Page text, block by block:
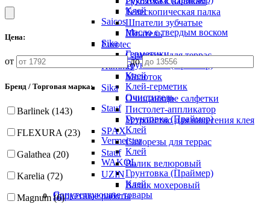
Клей
Saicos
Масло с твердым воском
Sika
Герметики
Грунтовка (Праймер)
Клей
Клей-герметик
Очиститель
Stauf
Грунтовка (Праймер)
Клей
Vermeister
Клей
WAKOL
Грунтовка (Праймер)
Клей
Сопутствующие товары
Телескопическая палка
Шпатели зубчатые
Шпатель
Eurotec
Саморезы для террас
Hammer
Молоток
Sika
Очищающие салфетки
Пистолет-аппликатор
Устройство для нанесения клея
SPAX
Саморезы для террас
Stauf
Валик велюровый
UZIN
Валик мохеровый
Паркетные работы
Цена:
от до
Бренд / Торговая марка:
Barlinek (143)
FLEXURA (23)
Galathea (20)
Karelia (72)
Magnum (6)